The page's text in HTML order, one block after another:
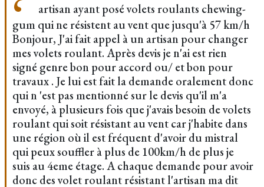
artisan ayant posé volets roulants chewing-
gum qui ne résistent au vent que jusqu'à 57 km/h
Bonjour, J'ai fait appel à un artisan pour changer
mes volets roulant. Après devis je n'ai est rien
signé genre bon pour accord ou/ et bon pour
travaux . Je lui est fait la demande oralement donc
qui n 'est pas mentionné sur le devis qu'il m'a
envoyé, à plusieurs fois que j'avais besoin de volets
roulant qui soit résistant au vent car j'habite dans
une région où il est fréquent d'avoir du mistral
qui peux souffler à plus de 100km/h de plus je
suis au 4eme étage. A chaque demande pour avoir
donc des volet roulant résistant l'artisan ma dit